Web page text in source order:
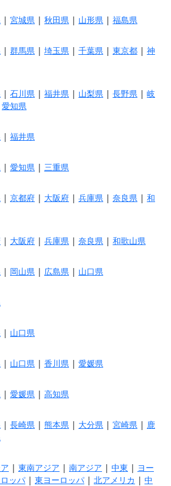
| 宮城県 | 秋田県 | 山形県 | 福島県
| 群馬県 | 埼玉県 | 千葉県 | 東京都 | 神
| 石川県 | 福井県 | 山梨県 | 長野県 | 岐
愛知県
| 福井県
| 愛知県 | 三重県
| 京都府 | 大阪府 | 兵庫県 | 奈良県 | 和
| 大阪府 | 兵庫県 | 奈良県 | 和歌山県
| 岡山県 | 広島県 | 山口県
| 山口県
| 山口県 | 香川県 | 愛媛県
| 愛媛県 | 高知県
| 長崎県 | 熊本県 | 大分県 | 宮崎県 | 鹿
| 東南アジア | 南アジア | 中東 | ヨー
ッパ | 東ヨーロッパ | 北アメリカ | 中